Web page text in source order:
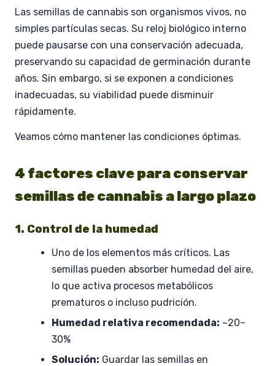
Las semillas de cannabis son organismos vivos, no
simples partículas secas. Su reloj biológico interno
puede pausarse con una conservación adecuada,
preservando su capacidad de germinación durante
años. Sin embargo, si se exponen a condiciones
inadecuadas, su viabilidad puede disminuir
rápidamente.
Veamos cómo mantener las condiciones óptimas.
4 factores clave para conservar
semillas de cannabis a largo plazo
1. Control de la humedad
Uno de los elementos más críticos. Las
semillas pueden absorber humedad del aire,
lo que activa procesos metabólicos
prematuros o incluso pudrición.
Humedad relativa recomendada: ~20–
30%
Solución: Guardar las semillas en